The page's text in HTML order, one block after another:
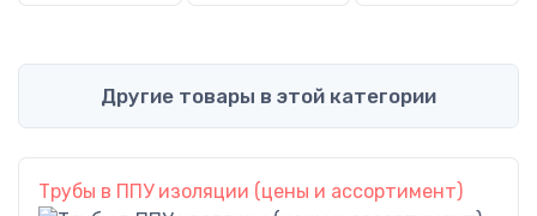
Другие товары в этой категории
Трубы в ППУ изоляции (цены и ассортимент)